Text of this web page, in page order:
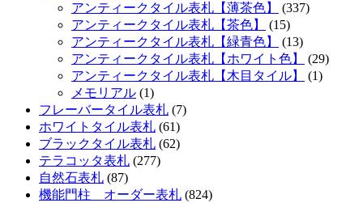
アンティークタイル表札【薄茶色】
(337)
アンティークタイル表札【茶色】
(15)
アンティークタイル表札【緑青色】
(13)
アンティークタイル表札【ホワイト色】
(29)
アンティークタイル表札【木目タイル】
(1)
メモリアル (1)
フレーバータイル表札 (7)
ホワイトタイル表札 (61)
ブラックタイル表札 (62)
テラコッタ表札 (277)
自然石表札 (87)
機能門柱 オーダー表札 (824)